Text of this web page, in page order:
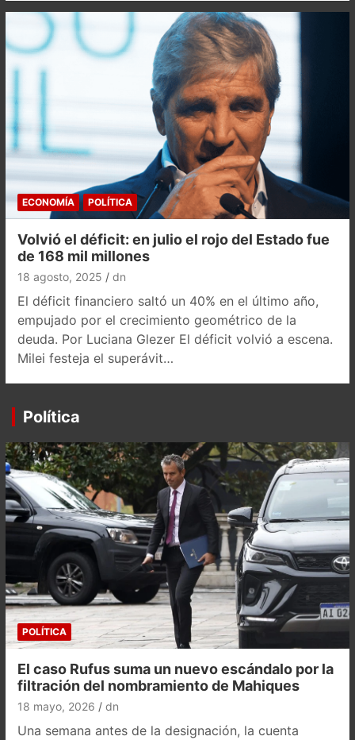
ECONOMÍA POLÍTICA
Volvió el déficit: en julio el rojo del Estado fue
de 168 mil millones
18 agosto, 2025 dn
El déficit financiero saltó un 40% en el último año,
empujado por el crecimiento geométrico de la
deuda. Por Luciana Glezer El déficit volvió a escena.
Milei festeja el superávit…
Política
POLÍTICA
El caso Rufus suma un nuevo escándalo por la
filtración del nombramiento de Mahiques
18 mayo, 2026 dn
Una semana antes de la designación, la cuenta